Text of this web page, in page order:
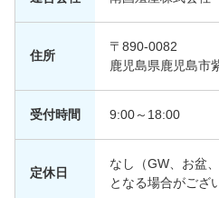
住所
〒890-0082
鹿児島県鹿児島市
受付時間 9:00～18:00
定休日
なし（GW、お盆
となる場合がござ